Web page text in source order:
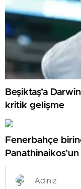
Beşiktaş’a
kritik gelişme
Fenerbahçe
Misli’den Günün